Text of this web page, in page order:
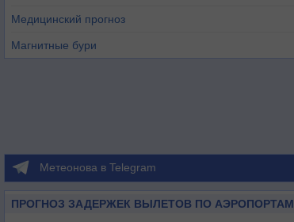
Медицинский прогноз
Магнитные бури
Метеонова в Telegram
ПРОГНОЗ ЗАДЕРЖЕК ВЫЛЕТОВ ПО АЭРОПОРТАМ